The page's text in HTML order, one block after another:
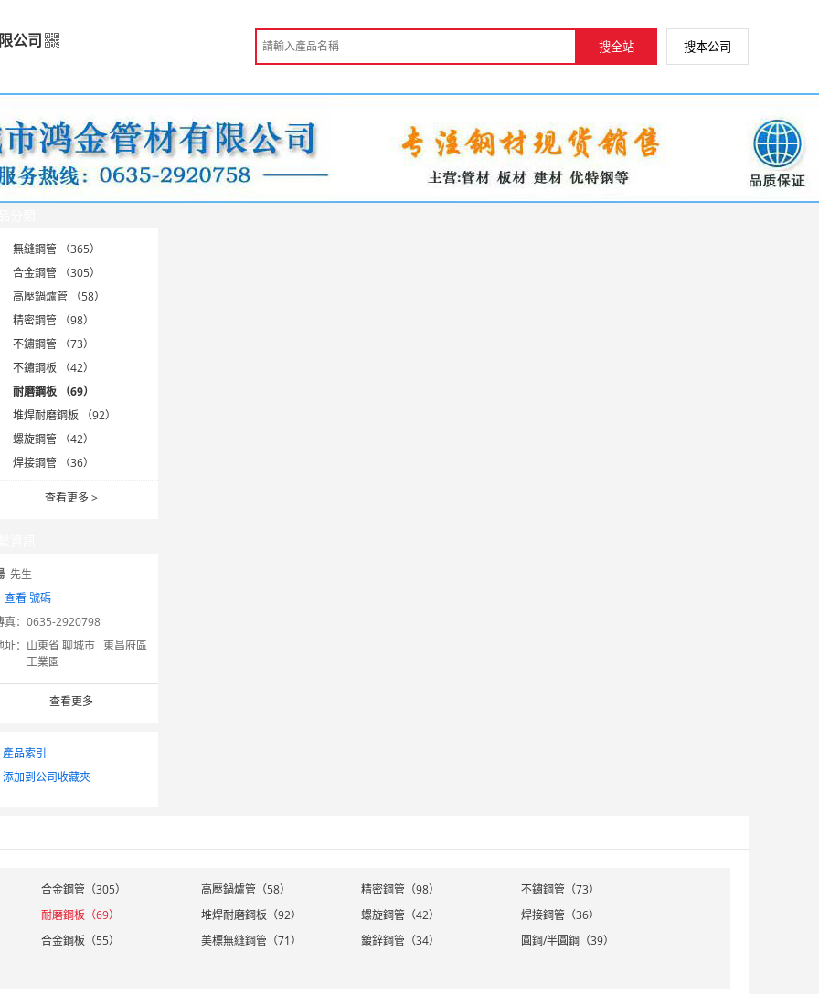
公司
限公司
高級版
無縫鋼管 （365）
合金鋼管 （305）
高壓鍋爐管 （58）
精密鋼管 （98）
不鏽鋼管 （73）
不鏽鋼板 （42）
耐磨鋼板 （69）
堆焊耐磨鋼板 （92）
螺旋鋼管 （42）
焊接鋼管 （36）
查看更多 >
先生
查看 號碼
： 0635-2920798
： 山東省 聊城市 東昌府區
工業園
查看更多
產品索引
添加到公司收藏夾
合金鋼管（305） 高壓鍋爐管（58） 精密鋼管（98）
不鏽鋼管（73）
耐磨鋼板（69）
堆焊耐磨鋼板（92） 螺旋鋼管（42）
焊接鋼管（36）
合金鋼板（55）
美標無縫鋼管（71） 鍍鋅鋼管（34） 圓鋼/半圓鋼（39）